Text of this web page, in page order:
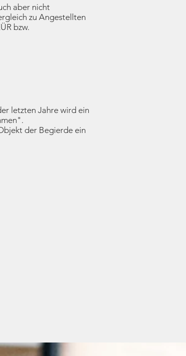
aber nicht
zu Angestellten
bzw.
letzten Jahre wird ein
der Begierde ein